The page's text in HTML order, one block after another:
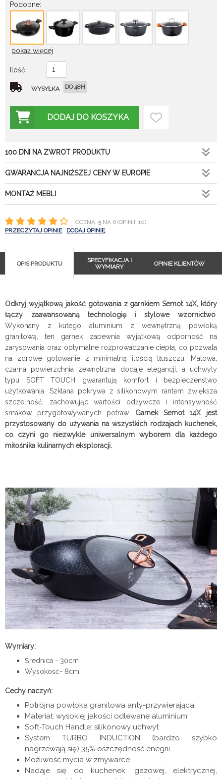
Podobne:
pokaż więcej
Ilość
WYSYŁKA DO 48H
DODAJ DO KOSZYKA
100 DNI NA ZWROT PRODUKTU
GWARANCJA NAJNIŻSZEJ CENY W EUROPIE
MONTAŻ MEBLI
OCENA: 5NA 6 (OPINII: 10)
PRZECZYTAJ OPINIE
DODAJ OPINIĘ
OPIS PRODUKTU
SPECYFIKACJA I
WYMIARY
OPINIE KLIENTÓW
Odkryj wyjątkową jakość gotowania z garnkiem Semot 14X, który
łączy zaawansowaną technologię i stylowe wzornictwo.
Wykonany z kutego aluminium z wewnętrzną powłoką
granitową, ten garnek zapewnia wyjątkową odporność na
zarysowania oraz optymalne rozprowadzanie ciepła, co pozwala
na zdrowe gotowanie z minimalną ilością tłuszczu. Matowa,
czarna powierzchnia zewnętrzna dodaje elegancji, a uchwyty
typu SOFT TOUCH gwarantują komfort i bezpieczeństwo
użytkowania. Szklana pokrywa z silikonowym rantem zwiększa
szczelność, zachowując wartości odżywcze i intensywność
smaków przygotowywanych potraw. Garnek Semot 14X jest
przystosowany do używania na wszystkich rodzajach kuchenek,
co czyni go niezwykle uniwersalnym wyborem dla każdego
miłośnika kulinarnych eksploracji.
Wymiary:
Średnica - 30cm
Wysokość- 8cm
Cechy naczyń:
Potrójna powłoka granitowa anty-przywierająca
Materiał: wysokiej jakości odlewane aluminium
Soft-Touch Handle: silikonowy uchwyt
System TURBO INDUCTION (bardzo szybko
nagrzewają się) 35% oszczędność enegrii
Możliwość mycia w zmywarce
Nadaje się do kuchenek: gazowej, elektrycznej,